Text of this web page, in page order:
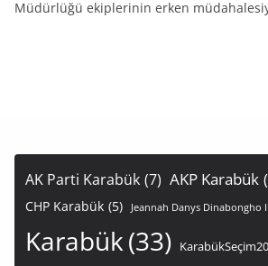
Müdürlüğü ekiplerinin erken
AK Parti Karabük (7) AKP Karabük
CHP Karabük (5) Jeannah Danys Dinabongho
Karabük(33)